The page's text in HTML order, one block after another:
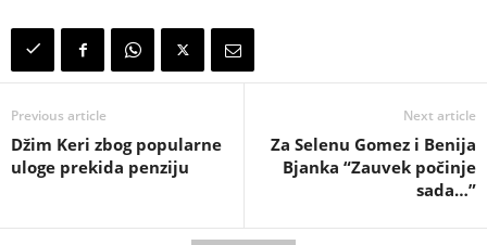
Previous article
Džim Keri zbog popularne
uloge prekida penziju
Next article
Za Selenu Gomez i Benija
Bjanka “Zauvek počinje
sada…”